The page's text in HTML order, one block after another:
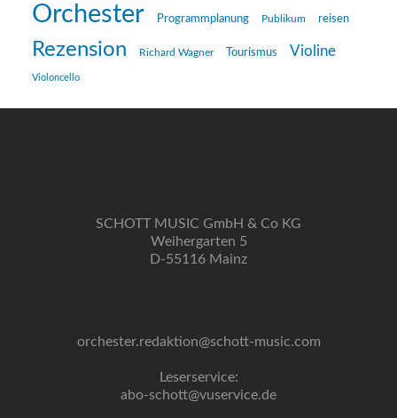
Orchester Programmplanung Publikum reisen
Rezension Richard Wagner Tourismus Violine
Violoncello
SCHOTT MUSIC GmbH & Co KG
Weihergarten 5
D-55116 Mainz
orchester.redaktion@schott-music.com
Leserservice:
abo-schott@vuservice.de